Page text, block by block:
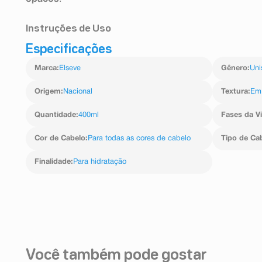
Instruções de Uso
Passo 1: Aplique em todo o comprimento até as pontas.
Passo 3: Enxágue abundantemente.
#Dica 2: Cabelo sem brilho? Lave o cabelo com água
#Dica 3: Para um cabelo ainda mais bonito e
Especificações
Marca: Elseve Gênero:
Origem: Nacional Textura:
Quantidade:400ml Fases da
Cor de Cabelo: Para todas as cores de cabelo Tipo de
Finalidade: Para hidratação
Você também pode gostar